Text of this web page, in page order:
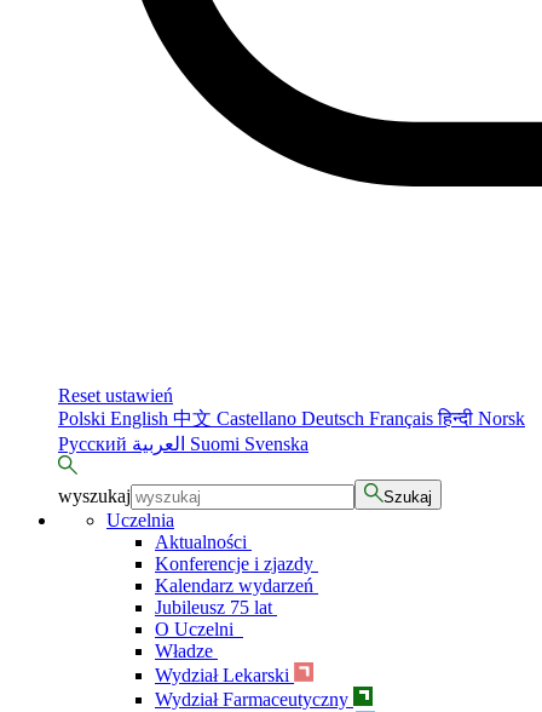
Reset ustawień
Polski English 中文 Castellano Deutsch Françaisहिन्दी Norsk
Русский
Suomi Svenska
wyszukaj Szukaj
Uczelnia
Aktualności
Konferencje i zjazdy
Kalendarz wydarzeń
Jubileusz 75 lat
O Uczelni
Władze
Wydział Lekarski
Wydział Farmaceutyczny